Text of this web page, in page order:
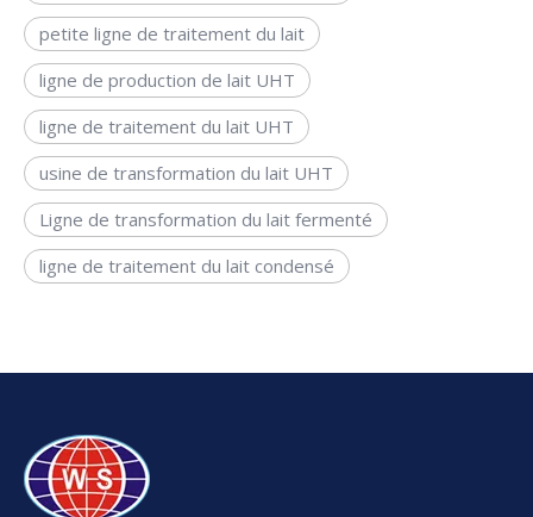
petite ligne de traitement du lait
ligne de production de lait UHT
ligne de traitement du lait UHT
usine de transformation du lait UHT
Ligne de transformation du lait fermenté
ligne de traitement du lait condensé